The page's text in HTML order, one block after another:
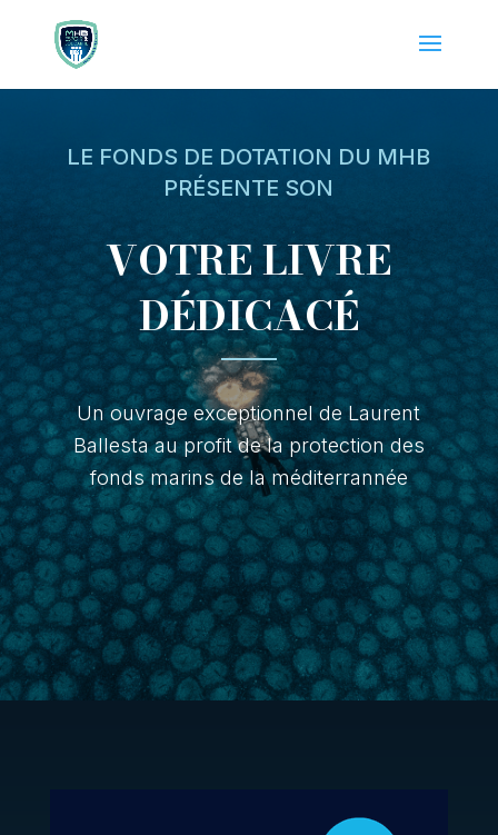
LE FONDS DE DOTATION DU MHB
PRÉSENTE SON
VOTRE LIVRE
DÉDICACÉ
Un ouvrage exceptionnel de Laurent
Ballesta au profit de la protection des
fonds marins de la méditerrannée